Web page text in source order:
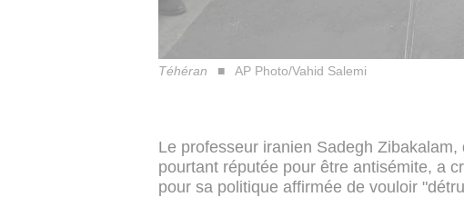
Téhéran AP Photo/Vahid Salemi
Le professeur iranien Sadegh
pourtant réputée pour être antisémite, a
pour sa politique affirmée de vouloir